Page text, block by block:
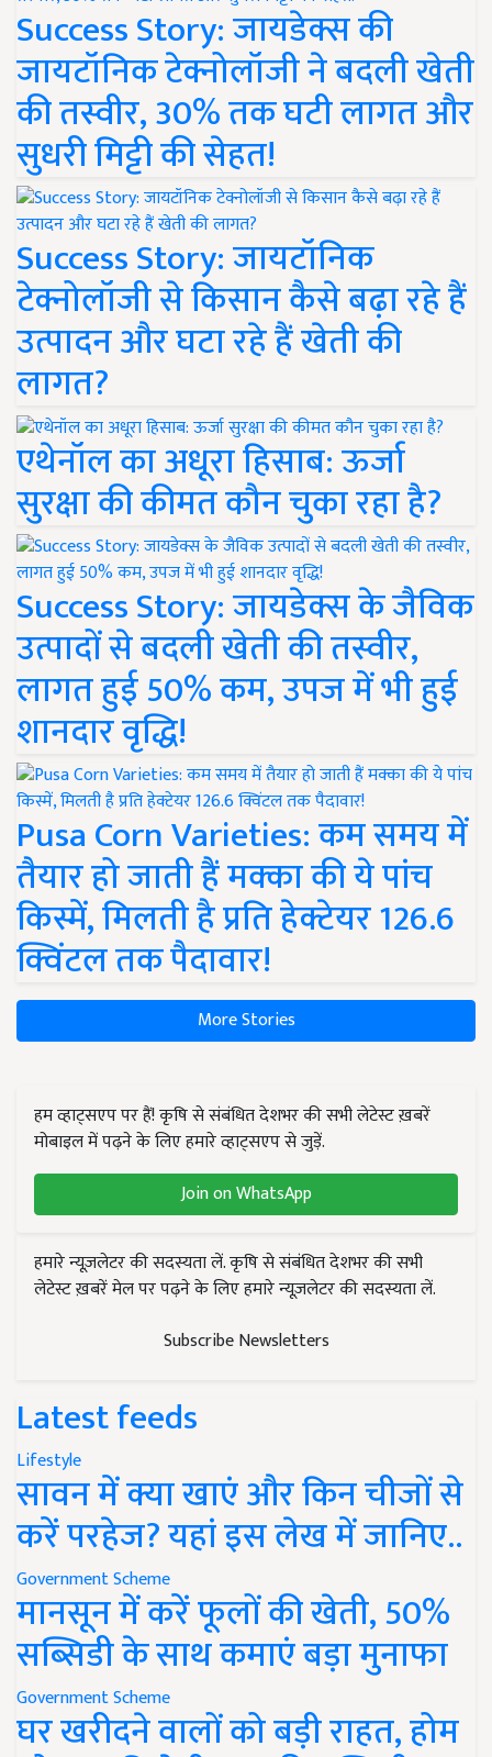
Success Story: जायडेक्स की
जायटॉनिक टेक्नोलॉजी ने बदली खेती
की तस्वीर, 30% तक घटी लागत और
सुधरी मिट्टी की सेहत!
Success Story: जायटॉनिक
टेक्नोलॉजी से किसान कैसे बढ़ा रहे हैं
उत्पादन और घटा रहे हैं खेती की
लागत?
एथेनॉल का अधूरा हिसाब: ऊर्जा
सुरक्षा की कीमत कौन चुका रहा है?
Success Story: जायडेक्स के जैविक
उत्पादों से बदली खेती की तस्वीर,
लागत हुई 50% कम, उपज में भी हुई
शानदार वृद्धि!
Pusa Corn Varieties: कम समय में
तैयार हो जाती हैं मक्का की ये पांच
किस्में, मिलती है प्रति हेक्टेयर 126.6
क्विंटल तक पैदावार!
More Stories
हम व्हाट्सएप पर हैं! कृषि से संबंधित देशभर की सभी लेटेस्ट ख़बरें
मोबाइल में पढ़ने के लिए हमारे व्हाट्सएप से जुड़ें.
Join on WhatsApp
हमारे न्यूज़लेटर की सदस्यता लें. कृषि से संबंधित देशभर की सभी
लेटेस्ट ख़बरें मेल पर पढ़ने के लिए हमारे न्यूज़लेटर की सदस्यता लें.
Subscribe Newsletters
Latest feeds
Lifestyle
सावन में क्या खाएं और किन चीजों से
करें परहेज? यहां इस लेख में जानिए..
Government Scheme
मानसून में करें फूलों की खेती, 50%
सब्सिडी के साथ कमाएं बड़ा मुनाफा
Government Scheme
घर खरीदने वालों को बड़ी राहत, होम